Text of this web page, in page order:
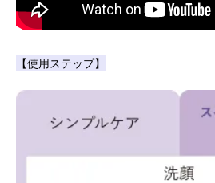
【使用ステップ】